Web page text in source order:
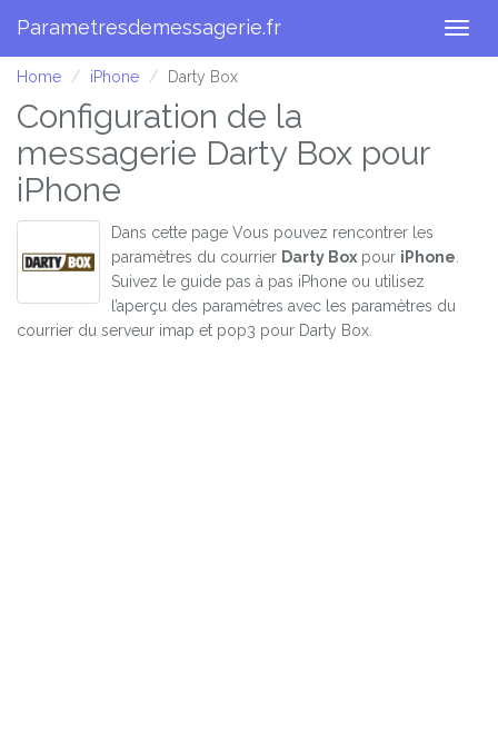
Parametresdemessagerie.fr
Home iPhone Darty Box
Configuration de la
messagerie Darty Box pour
iPhone
Dans cette page Vous pouvez rencontrer les
paramètres du courrier Darty Box pour iPhone
Suivez le guide pas à pas iPhone ou utilisez
l’aperçu des paramètres avec les paramètres du
courrier du serveur imap et pop3 pour Darty Box.